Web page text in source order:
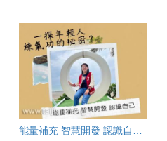
能量補充 智慧開發 認識自己～一探年輕人練氣功的秘密？